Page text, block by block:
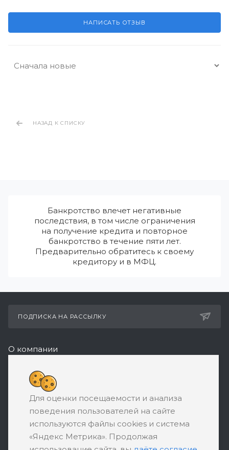
НАПИСАТЬ ОТЗЫВ
НАЗАД К СПИСКУ
Банкротство влечет негативные
последствия, в том числе ограничения
на получение кредита и повторное
банкротство в течение пяти лет.
Предварительно обратитесь к своему
кредитору и в МФЦ.
ПОДПИСКА НА РАССЫЛКУ
О компании
Реквизиты
8 (800) 550-08-77
ЗАКАЗАТЬ ЗВОНОК
support@ratingbankrotstva.ru
111398, Москва, ул. Плеханова, д. 30,
Для оценки посещаемости и анализа
поведения пользователей на сайте
используются файлы cookies и система
«Яндекс Метрика». Продолжая